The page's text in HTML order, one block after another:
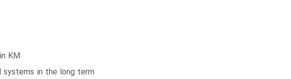
KM
in the long term